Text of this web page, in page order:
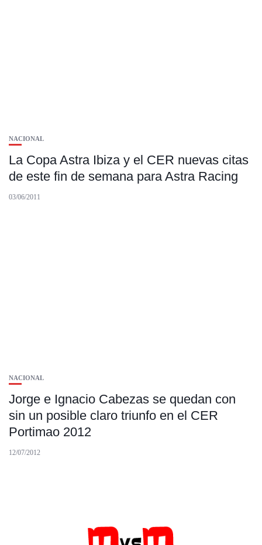
NACIONAL
La Copa Astra Ibiza y el CER nuevas citas
de este fin de semana para Astra Racing
03/06/2011
NACIONAL
Jorge e Ignacio Cabezas se quedan con
sin un posible claro triunfo en el CER
Portimao 2012
12/07/2012